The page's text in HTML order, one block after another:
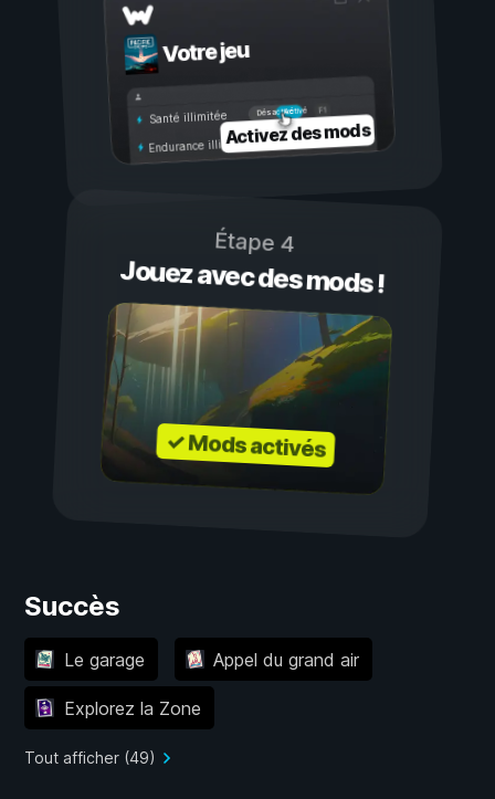
Votre jeu
Activé
Désactivé
Santé illimitée
Endurance illimitéeActivez des mods
Étape 4
Jouez avec des mods !
✓ Mods activés
Succès
Le garage Appel du grand air
Explorez la Zone
Tout afficher (49)